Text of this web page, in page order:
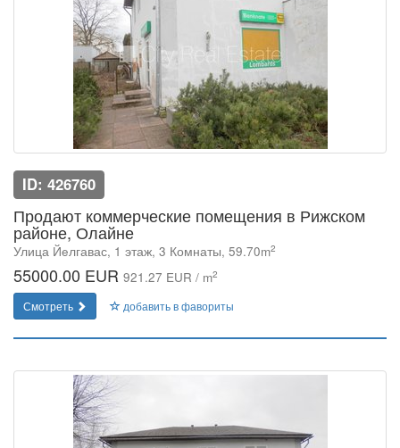
ID: 426760
Продают коммерческие помещения в Рижском
районе, Олайне
Улица Йeлгавас, 1 этаж, 3 Комнаты, 59.70m2
55000.00 EUR 921.27 EUR / m2
Смотреть добавить в фавориты